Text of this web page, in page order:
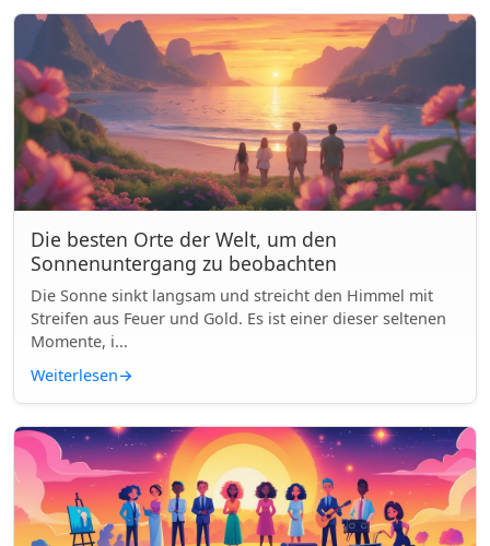
Die besten Orte der Welt, um den
Sonnenuntergang zu beobachten
Die Sonne sinkt langsam und streicht den Himmel mit
Streifen aus Feuer und Gold. Es ist einer dieser seltenen
Momente, i...
Weiterlesen→